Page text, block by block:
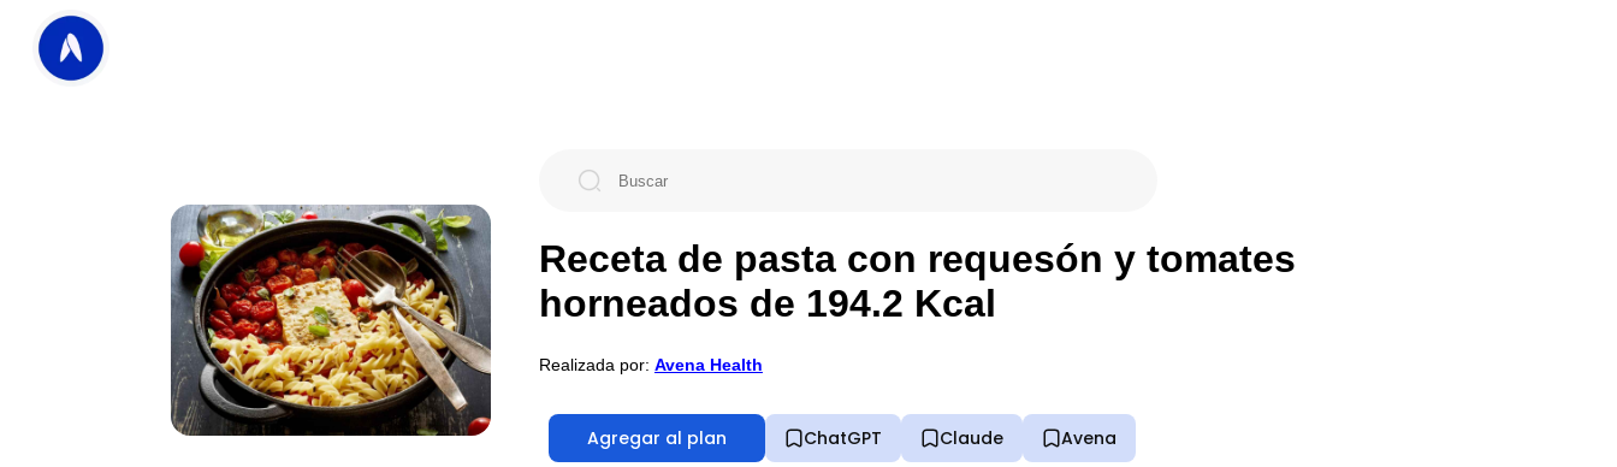
Receta de pasta con requesón y tomates
horneados de 194.2 Kcal
Realizada por: Avena Health
Agregar al plan ChatGPT Claude Avena